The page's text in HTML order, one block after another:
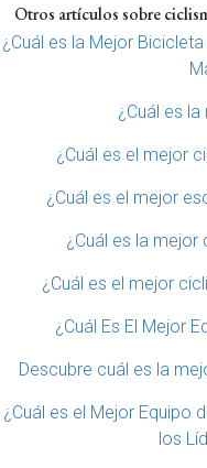
Otros artículos sobre
¿Cuál es la Mejor
¿Cuál es
¿Cuál es el mejor
¿Cuál es el mejor
¿Cuál es la mejor
¿Cuál es el mejor
¿Cuál Es El Mejor
Descubre cuál es la
¿Cuál es el Mejor Equipo
los